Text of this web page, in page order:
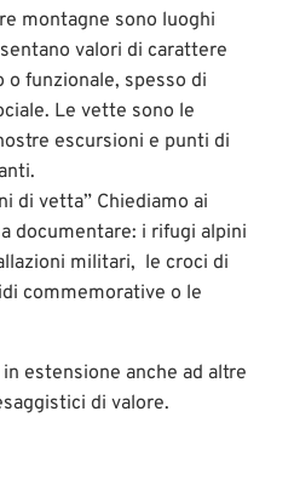
montagne sono luoghi
valori di carattere
funzionale, spesso di
Le vette sono le
escursioni e punti di
di vetta” Chiediamo ai
documentare: i rifugi alpini
militari, le croci di
commemorative o le
estensione anche ad altre
di valore.